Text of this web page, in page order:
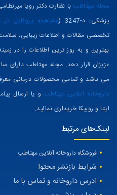
مجله مهتاطببا نظارت دکتر رویا
پزشکی: د-3247 (
مشاهده پروفایل در
تخصصی مقالات و اطلاعات زیبایی،
بهترین و به روز ترین اطلاعات را در
عزیزان قرار دهد. مجله مهتاطب دارای
می باشد و تمامی محصولات درمانی
داروخانه آنلاین مهتاطب
ایتا و روبیکا خریداری نمائید.
لینک‌های مرتبط
فروشگاه داروخانه آنلاین مهتاطب
شرایط بازنشر محتوا
ادرس داروخانه و تماس با ما